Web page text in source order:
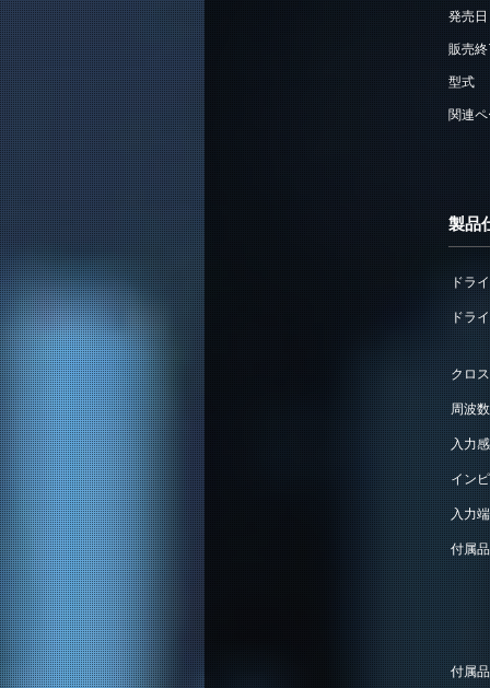
発売日
販売
型式
関連
製品
ドラ
ドラ
クロ
周波
入力
イン
入力
付属品
付属